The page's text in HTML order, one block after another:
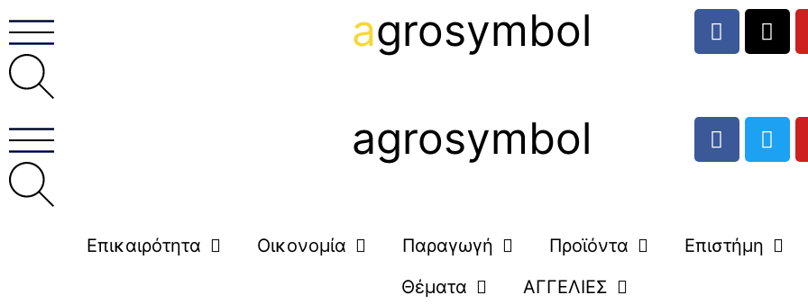
agrosymbol
agrosymbol
Επικαιρότητα Οικονομία Παραγωγή Προϊόντα Επιστήμη
Θέματα
ΑΓΓΕΛΙΕΣ